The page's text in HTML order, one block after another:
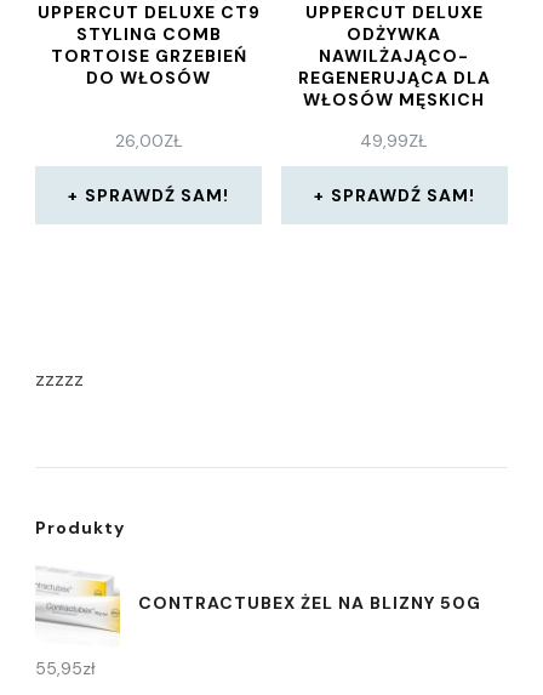
UPPERCUT DELUXE CT9
STYLING COMB
TORTOISE GRZEBIEŃ
DO WŁOSÓW
26,00ZŁ
SPRAWDŹ SAM!
UPPERCUT DELUXE
ODŻYWKA
NAWILŻAJĄCO-
REGENERUJĄCA DLA
WŁOSÓW MĘSKICH
49,99ZŁ
SPRAWDŹ SAM!
zzzzz
Produkty
CONTRACTUBEX ŻEL NA BLIZNY 50G
55,95zł